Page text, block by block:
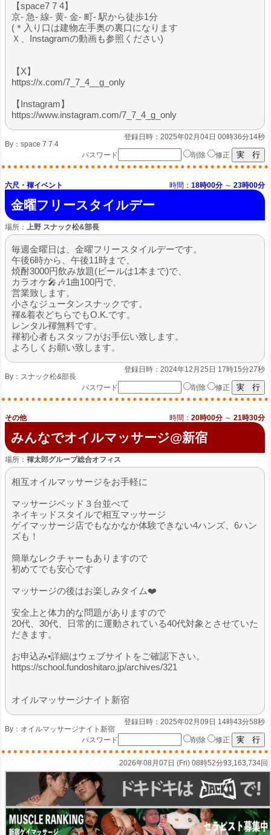
【space7 7 4】
京- 急- 線- 黄- 金- 町- 駅から徒歩1分
(＊入り口は建物左手奥の裏口になります
Ｘ、Instagramの動画も参照ください)
【X】
https://x.com/7_7_4__g_only
【Instagram】
https://www.instagram.com/7_7_4_g_only
登録日時：2025年02月04日 00時36分14秒
By： space 7 7 4
パスワード
削除 修正
六尺・褌イベント 時間： 18時00分 ～ 23時00分
金曜フリースタイルデー
場所： 上野 スナック松&部長
毎週金曜日は、金曜フリースタイルデーです。
午後6時から、午後11時まで、
焼酎3000円飲み放題(ビールは1本まで)で、
カラオケ🎤🎶1曲100円で、
営業致します。
小さなジュータンスナックです。
褌&着衣どちらでもO.K.です。
レンタル褌無料です。
褌初心者もスタッフがお手伝い致します。
よろしくお願い致します。
登録日時：2024年12月25日 17時15分27秒
By： スナック松&部長
パスワード
削除 修正
その他 時間： 20時00分 ～ 21時30分
みんなでオイルマッサージ@新宿
場所： 褌太郎グループ総合オフィス
相互オイルマッサージをお手軽に
マッサージベッド３台並べて
ネイキッドスタイルで相互マッサージ
ゲイマッサージ店でもなかなか体験できない4ハンズ、6ハン
ズも！
簡単なレクチャーもありますので
初めてでも安心です
マッサージの後はお楽しみタイム❤️
安全上と体力的な問題がありますので
20代、30代、日常的に運動されている40代対象とさせていた
だきます。
お申込み•詳細はウェブサイトをご確認下さい。
https://school.fundoshitaro.jp/archives/321
オイルマッサージナイト新宿
登録日時：2025年02月09日 14時43分58秒
By： オイルマッサージナイト新宿
パスワード
削除 修正
2026年08月07日 (Fri) 08時52分93,163,734回